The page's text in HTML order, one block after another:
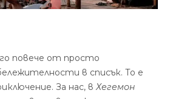
повече от просто
в списък. То е
За нас, в Хегемон